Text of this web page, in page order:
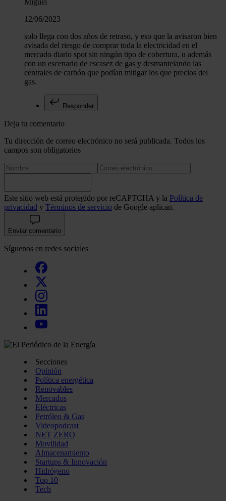
12/06/2023
solo llega con dos años de retraso, y eso que la avisaron bien
avisada del riesgo de comprar toda la electricidad en el
mercado diario spot sin ningún tipo de cobertura, u además
con un escenario de escasez de gas y desmantelando las
centrales de carbón que podían mitigar los que precios del
gas.
Responder
Deja tu comentario
Tu dirección de correo electrónico no será publicada. Todos los
campos son obligatorios
Este sitio web está protegido por reCAPTCHA y la Política de
privacidad y Términos de servicio de Google aplican.
Enviar comentario
Síguenos en redes sociales
Secciones
Opinión
Política energética
Renovables
Mercados
Eléctricas
Petróleo & Gas
Videopodcast
NET ZERO
Movilidad
Almacenamiento
Startups & Innovación
Hidrógeno
Top 10
Tech